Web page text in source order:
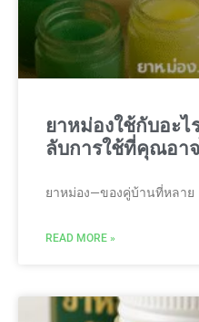
ยาหม่องใช้กับอะไ
ลับการใช้ที่คุณอา
ยาหม่อง—ของคู่บ้านที่หลาย
READ MORE »